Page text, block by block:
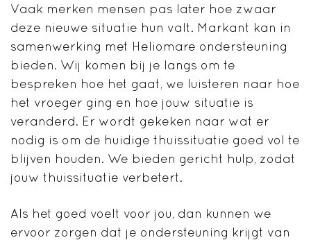
Vaak merken mensen pas later hoe zwaar
deze nieuwe situatie hun valt. Markant kan in
samenwerking met Heliomare ondersteuning
bieden. Wij komen bij je langs om te
bespreken hoe het gaat, we luisteren naar hoe
het vroeger ging en hoe jouw situatie is
veranderd. Er wordt gekeken naar wat er
nodig is om de huidige thuissituatie goed vol te
blijven houden. We bieden gericht hulp, zodat
jouw thuissituatie verbetert.
Als het goed voelt voor jou, dan kunnen we
ervoor zorgen dat je ondersteuning krijgt van